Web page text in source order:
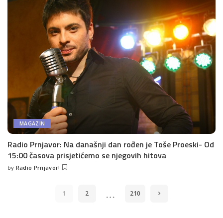
MAGAZIN
Radio Prnjavor: Na današnji dan rođen je Toše Proeski- Od
15:00 časova prisjetićemo se njegovih hitova
Posted
by Radio Prnjavor
1 2 … 210